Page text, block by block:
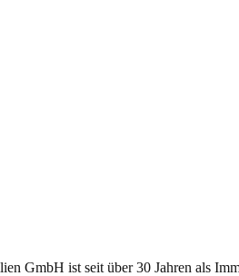
GmbH ist seit über 30 Jahren als